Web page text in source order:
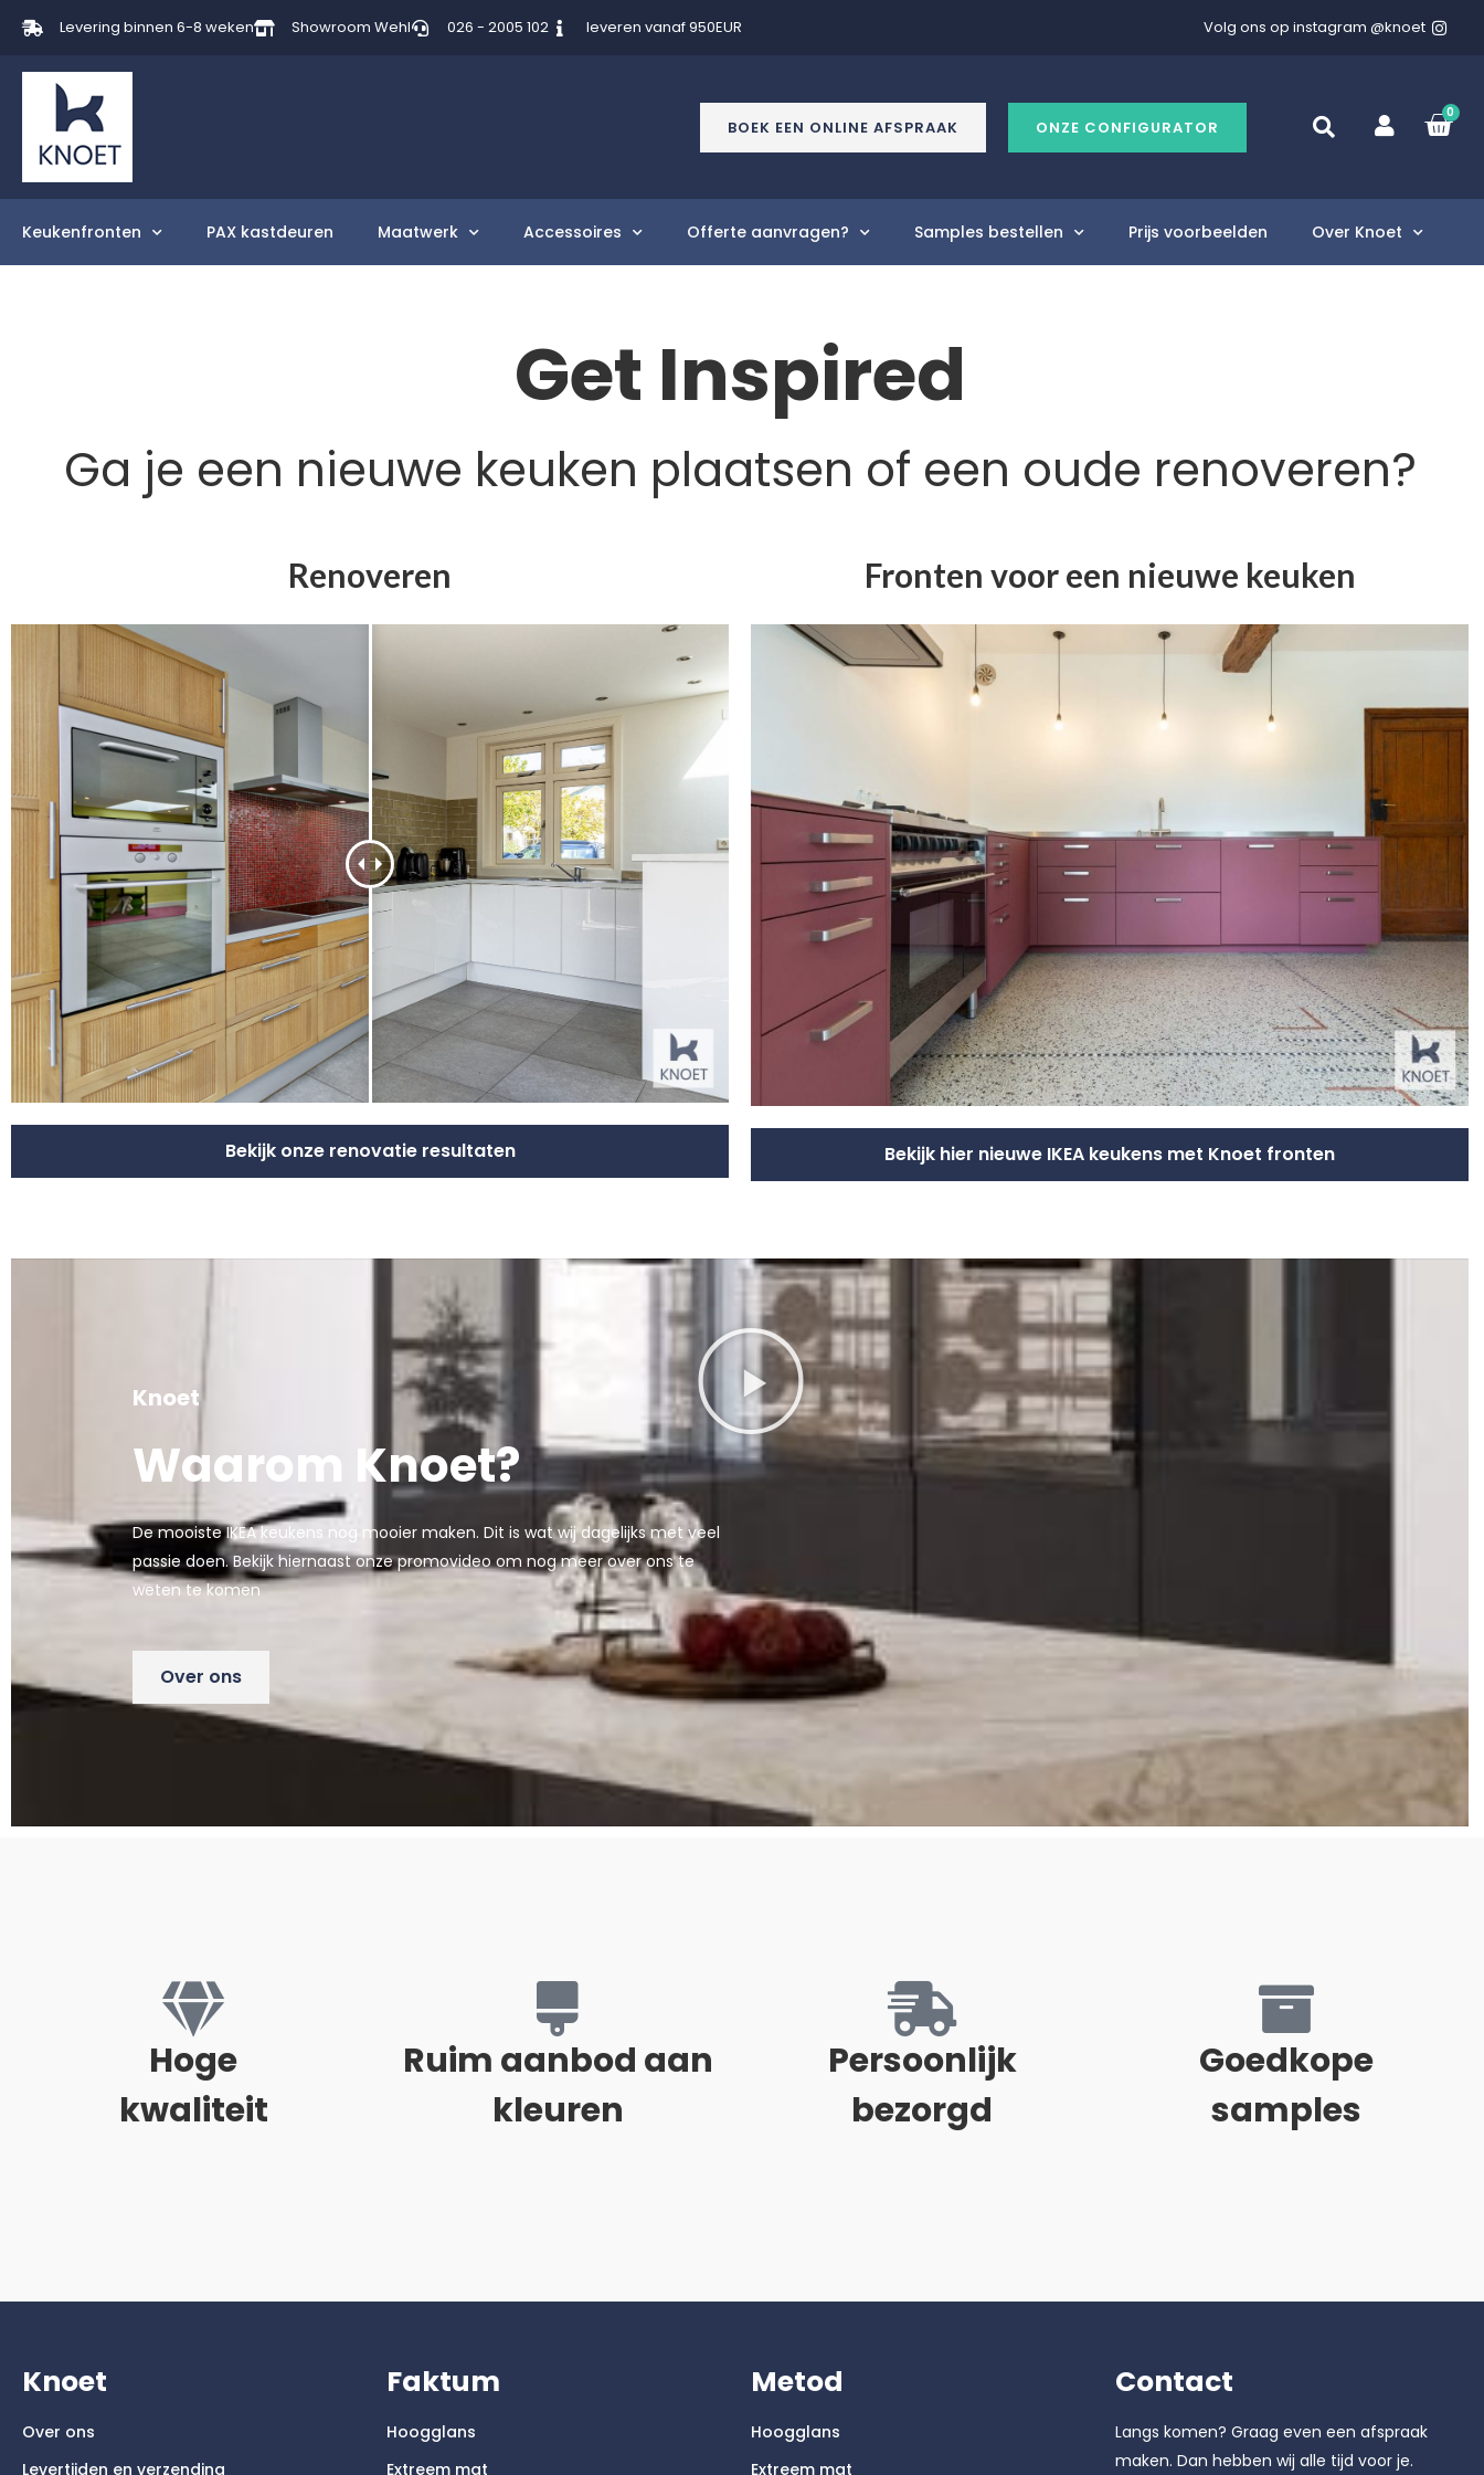
Levering binnen 6-8 weken Showroom Wehl 026 - 2005 102 leveren vanaf 950EUR Volg ons op instagram @knoet
BOEK EEN ONLINE AFSPRAAK ONZE CONFIGURATOR
0
Keukenfronten PAX kastdeuren Maatwerk Accessoires Offerte aanvragen? Samples bestellen Prijs voorbeelden Over Knoet
Get Inspired
Ga je een nieuwe keuken plaatsen of een oude renoveren?
Renoveren
Bekijk onze renovatie resultaten
Fronten voor een nieuwe keuken
Bekijk hier nieuwe IKEA keukens met Knoet fronten
Knoet
Waarom Knoet?
De mooiste IKEA keukens nog mooier maken. Dit is wat wij dagelijks met veel
passie doen. Bekijk hiernaast onze promovideo om nog meer over ons te
weten te komen
Over ons
Hoge
kwaliteit
Ruim aanbod aan
kleuren
Persoonlijk
bezorgd
Goedkope
samples
Knoet
Over ons
Levertijden en verzending
Faktum
Hoogglans
Extreem mat
Metod
Hoogglans
Extreem mat
Contact
Langs komen? Graag even een afspraak
maken. Dan hebben wij alle tijd voor je.